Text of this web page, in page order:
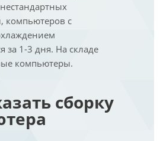
компьютеров с
за 1-3 дня. На складе
компьютеры.
сборку